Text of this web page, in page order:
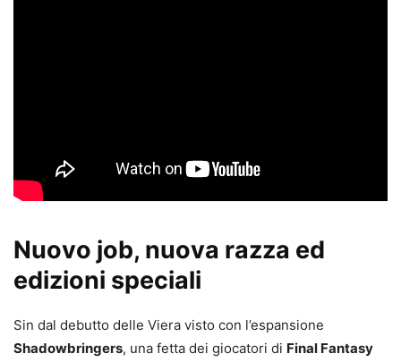
Nuovo job, nuova razza ed
edizioni speciali
Sin dal debutto delle Viera visto con l’espansione
Shadowbringers, una fetta dei giocatori di Final Fantasy